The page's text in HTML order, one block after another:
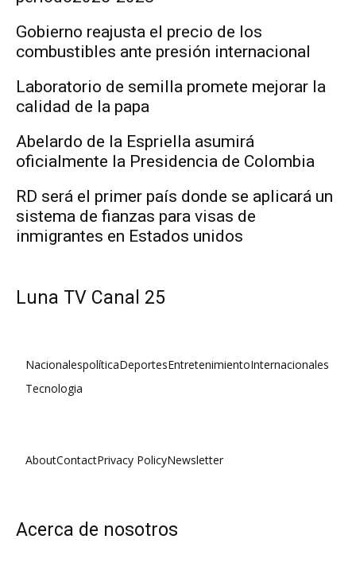
Gobierno reajusta el precio de los
combustibles ante presión internacional
Laboratorio de semilla promete mejorar la
calidad de la papa
Abelardo de la Espriella asumirá
oficialmente la Presidencia de Colombia
RD será el primer país donde se aplicará un
sistema de fianzas para visas de
inmigrantes en Estados unidos
Luna TV Canal 25
NacionalespolíticaDeportesEntretenimientoInternacionales
Tecnologia
AboutContactPrivacy PolicyNewsletter
Acerca de nosotros